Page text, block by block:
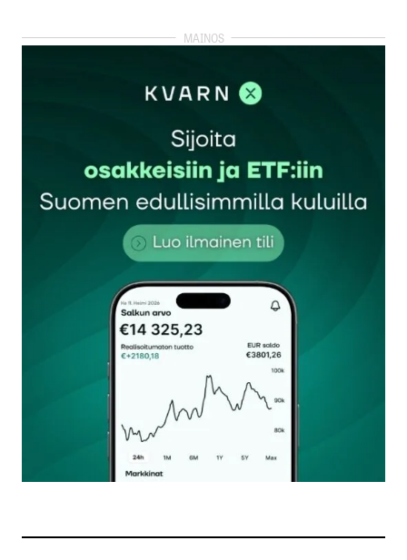
kirjautua
rekisteröityä
Sähköpostiosoitettasi ei julkaista.Pakolliset
kentät on merkitty*
Kommentti*
Nimesi tai nimimerkkisi
Sähköpostiosoitteesi
Tilaa SalkunRakentajan uutiskirje